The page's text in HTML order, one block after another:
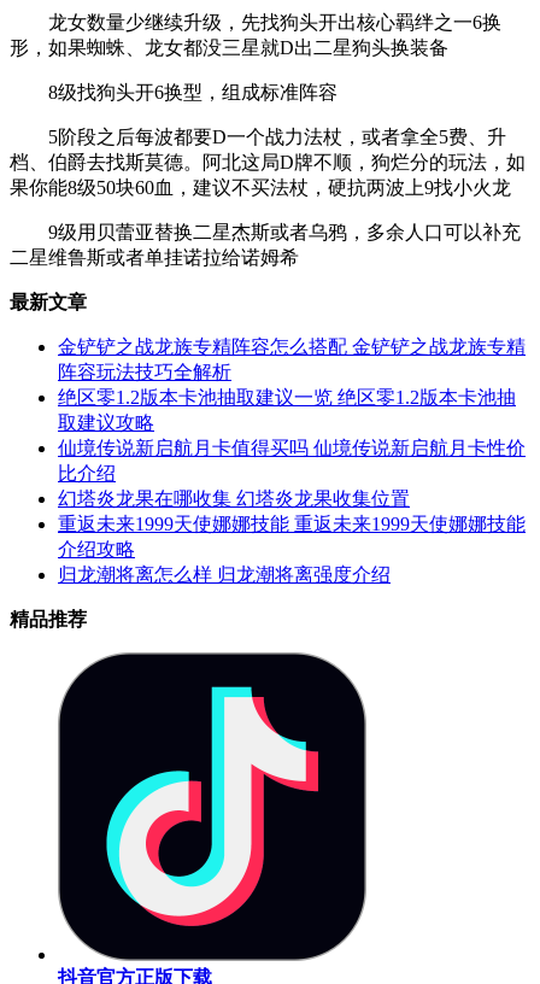
龙女数量少继续升级，先找狗头开出核心羁绊之一6换
形，如果蜘蛛、龙女都没三星就D出二星狗头换装备
8级找狗头开6换型，组成标准阵容
5阶段之后每波都要D一个战力法杖，或者拿全5费、升
档、伯爵去找斯莫德。阿北这局D牌不顺，狗烂分的玩法，如
果你能8级50块60血，建议不买法杖，硬抗两波上9找小火龙
9级用贝蕾亚替换二星杰斯或者乌鸦，多余人口可以补充
二星维鲁斯或者单挂诺拉给诺姆希
最新文章
金铲铲之战龙族专精阵容怎么搭配 金铲铲之战龙族专精
阵容玩法技巧全解析
绝区零1.2版本卡池抽取建议一览 绝区零1.2版本卡池抽
取建议攻略
仙境传说新启航月卡值得买吗 仙境传说新启航月卡性价
比介绍
幻塔炎龙果在哪收集 幻塔炎龙果收集位置
重返未来1999天使娜娜技能 重返未来1999天使娜娜技能
介绍攻略
归龙潮将离怎么样 归龙潮将离强度介绍
精品推荐
抖音官方正版下载